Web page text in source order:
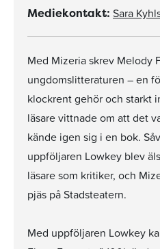
Mediekontakt: Sara
Med Mizeria skrev Melody
ungdomslitteraturen – en
klockrent gehör och starkt
läsare vittnade om att det
kände igen sig i en bok.
uppföljaren Lowkey blev
läsare som kritiker, och
pjäs på Stadsteatern.
Med uppföljaren Lowkey